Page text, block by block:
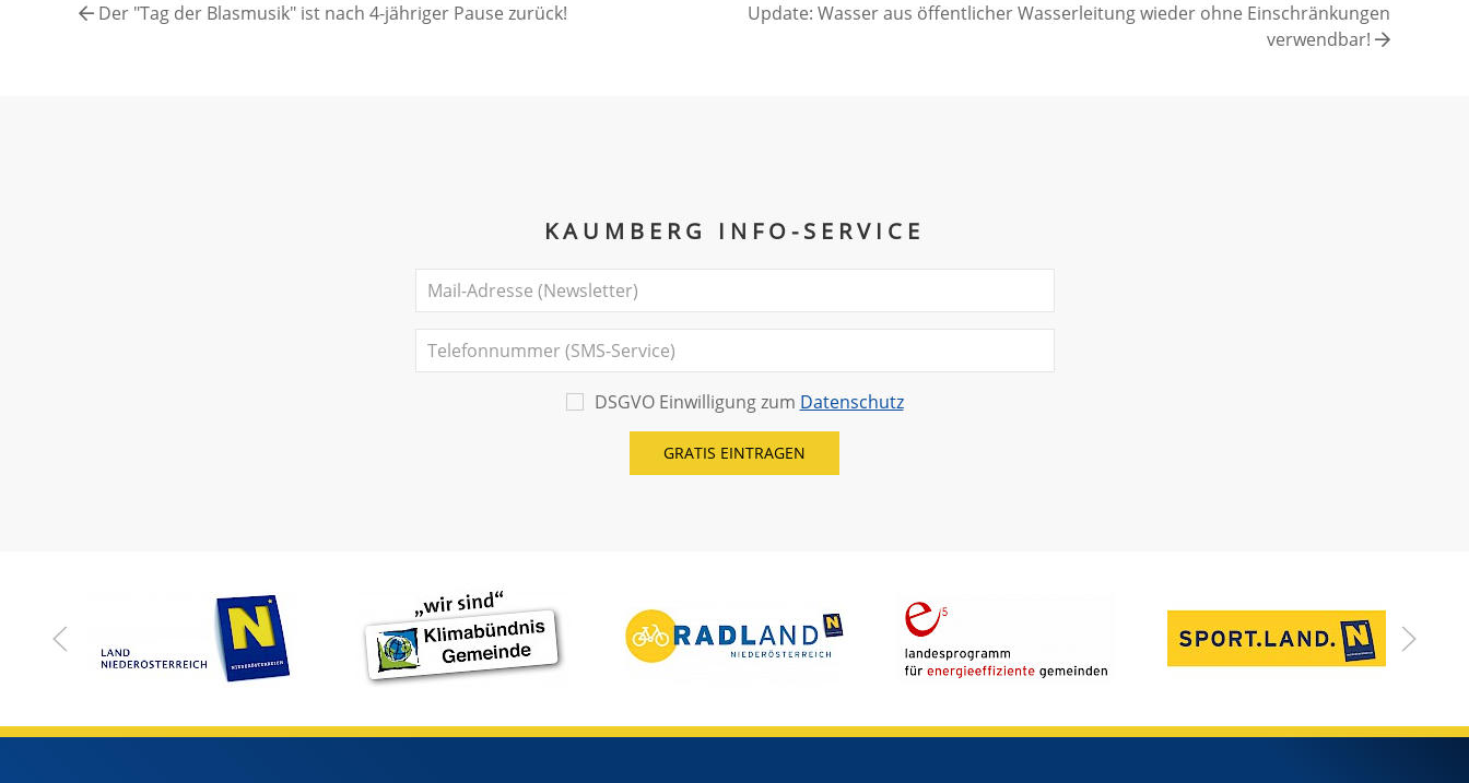
Der "Tag der Blasmusik" ist nach 4-jähriger Pause zurück!
Update: Wasser aus öffentlicher Wasserleitung wieder ohne Einschränkungen
verwendbar!
KAUMBERG INFO-SERVICE
DSGVO Einwilligung zum Datenschutz